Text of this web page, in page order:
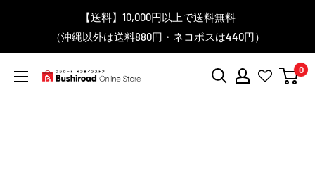
▼送料をおトクにお買物する方法をご紹介♪
【こちらをクリック】
【送料】10,000円以上で送料無料
（沖縄以外は送料880円・ネコポスは440円）
＼予約受付中！／
BanG Dream! ちゃむりぃ みに Ave Mujica 鮮美透涼 ver.販売
中！
▼「作品・ブランドから探す」で
欲しい商品を手に入れよう！
▼スムーズに商品を探すなら、
「カテゴリーから探す」を活用しよう！
▼お気に入り登録機能を活用しよう♪
【こちらをクリック】
ブ
0